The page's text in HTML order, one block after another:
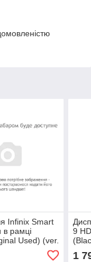
Infinix Smart
в рамці
Used) (ver.
9
1